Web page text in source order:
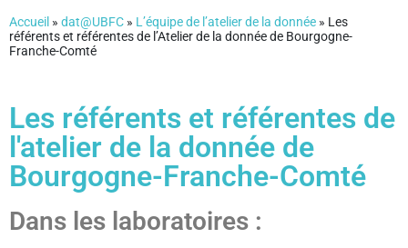
Accueil » dat@UBFC » L’équipe de l’atelier de la donnée » Les
référents et référentes de l’Atelier de la donnée de Bourgogne-
Franche-Comté
Les référents et référentes de
l'atelier de la donnée de
Bourgogne-Franche-Comté
Dans les laboratoires :